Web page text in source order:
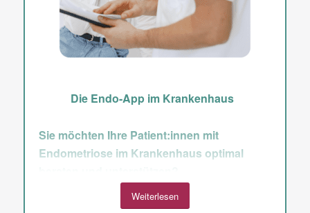
Dadurch kann die Behandlung auf die
individuellen Bedürfnisse Ihrer Patient:innen
abgestimmt werden.
Die Endo-App im Krankenhaus
Sie möchten Ihre Patient:innen mit
Endometriose im Krankenhaus optimal
Die Endo-App kann eine gute
Weiterlesen